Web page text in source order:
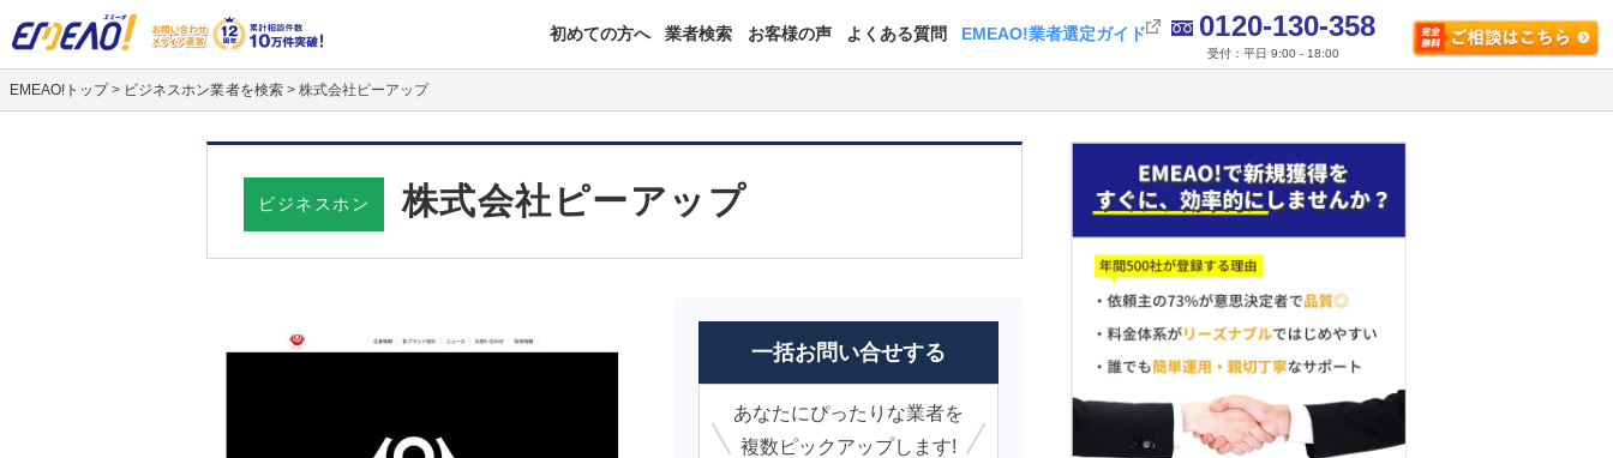
初めての方へ 業者検索 お客様の声 よくある質問 EMEAO!業者選定ガイド 0120-130-358
受付：平日 9:00 - 18:00
EMEAO!トップ > ビジネスホン業者を検索 > 株式会社ピーアップ
ビジネスホン 株式会社ピーアップ
一括お問い合せする
あなたにぴったりな業者を
複数ピックアップします!